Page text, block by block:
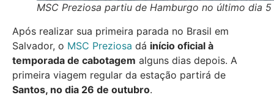
MSC Preziosa partiu de Hamburgo no último dia 5
Após realizar sua primeira parada no Brasil em
Salvador, o MSC Preziosa dá início oficial à
temporada de cabotagem alguns dias depois. A
primeira viagem regular da estação partirá de
Santos, no dia 26 de outubro.